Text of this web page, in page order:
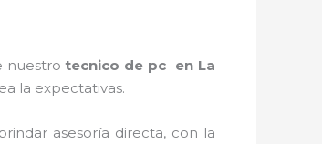
nuestrotecnico de pc en La
la expectativas.
asesoría directa, con la